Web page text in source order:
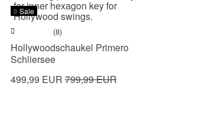
Sale
(8)
Hollywoodschaukel Primero
Schliersee
499,99 EUR799,99 EUR